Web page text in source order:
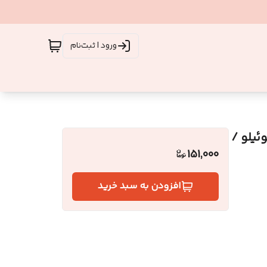
ورود | ثبت‌نام
/
151,000
افزودن به سبد خرید